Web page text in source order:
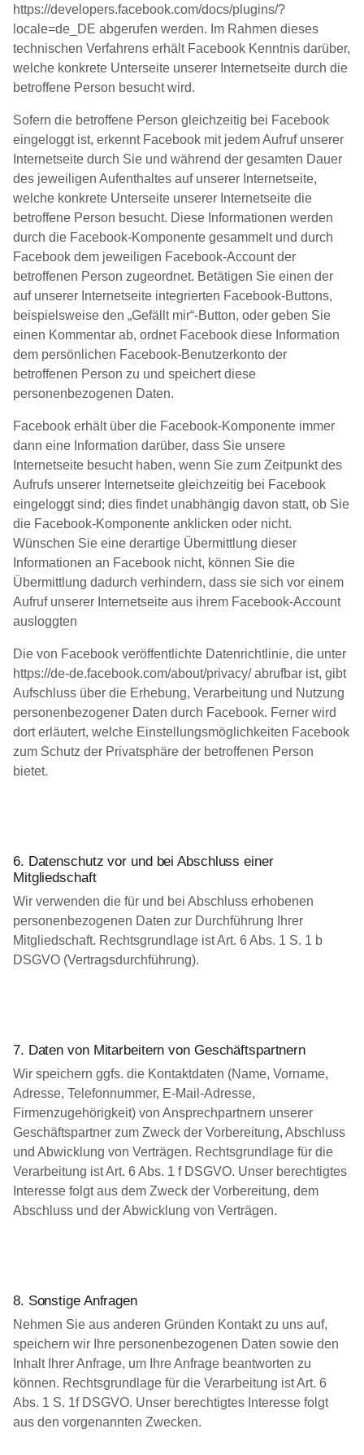
https://developers.facebook.com/docs/plugins/?
locale=de_DE abgerufen werden. Im Rahmen dieses
technischen Verfahrens erhält Facebook Kenntnis darüber,
welche konkrete Unterseite unserer Internetseite durch die
betroffene Person besucht wird.
Sofern die betroffene Person gleichzeitig bei Facebook
eingeloggt ist, erkennt Facebook mit jedem Aufruf unserer
Internetseite durch Sie und während der gesamten Dauer
des jeweiligen Aufenthaltes auf unserer Internetseite,
welche konkrete Unterseite unserer Internetseite die
betroffene Person besucht. Diese Informationen werden
durch die Facebook-Komponente gesammelt und durch
Facebook dem jeweiligen Facebook-Account der
betroffenen Person zugeordnet. Betätigen Sie einen der
auf unserer Internetseite integrierten Facebook-Buttons,
beispielsweise den „Gefällt mir“-Button, oder geben Sie
einen Kommentar ab, ordnet Facebook diese Information
dem persönlichen Facebook-Benutzerkonto der
betroffenen Person zu und speichert diese
personenbezogenen Daten.
Facebook erhält über die Facebook-Komponente immer
dann eine Information darüber, dass Sie unsere
Internetseite besucht haben, wenn Sie zum Zeitpunkt des
Aufrufs unserer Internetseite gleichzeitig bei Facebook
eingeloggt sind; dies findet unabhängig davon statt, ob Sie
die Facebook-Komponente anklicken oder nicht.
Wünschen Sie eine derartige Übermittlung dieser
Informationen an Facebook nicht, können Sie die
Übermittlung dadurch verhindern, dass sie sich vor einem
Aufruf unserer Internetseite aus ihrem Facebook-Account
ausloggten
Die von Facebook veröffentlichte Datenrichtlinie, die unter
https://de-de.facebook.com/about/privacy/ abrufbar ist, gibt
Aufschluss über die Erhebung, Verarbeitung und Nutzung
personenbezogener Daten durch Facebook. Ferner wird
dort erläutert, welche Einstellungsmöglichkeiten Facebook
zum Schutz der Privatsphäre der betroffenen Person
bietet.
6. Datenschutz vor und bei Abschluss einer
Mitgliedschaft
Wir verwenden die für und bei Abschluss erhobenen
personenbezogenen Daten zur Durchführung Ihrer
Mitgliedschaft. Rechtsgrundlage ist Art. 6 Abs. 1 S. 1 b
DSGVO (Vertragsdurchführung).
7. Daten von Mitarbeitern von Geschäftspartnern
Wir speichern ggfs. die Kontaktdaten (Name, Vorname,
Adresse, Telefonnummer, E-Mail-Adresse,
Firmenzugehörigkeit) von Ansprechpartnern unserer
Geschäftspartner zum Zweck der Vorbereitung, Abschluss
und Abwicklung von Verträgen. Rechtsgrundlage für die
Verarbeitung ist Art. 6 Abs. 1 f DSGVO. Unser berechtigtes
Interesse folgt aus dem Zweck der Vorbereitung, dem
Abschluss und der Abwicklung von Verträgen.
8. Sonstige Anfragen
Nehmen Sie aus anderen Gründen Kontakt zu uns auf,
speichern wir Ihre personenbezogenen Daten sowie den
Inhalt Ihrer Anfrage, um Ihre Anfrage beantworten zu
können. Rechtsgrundlage für die Verarbeitung ist Art. 6
Abs. 1 S. 1f DSGVO. Unser berechtigtes Interesse folgt
aus den vorgenannten Zwecken.